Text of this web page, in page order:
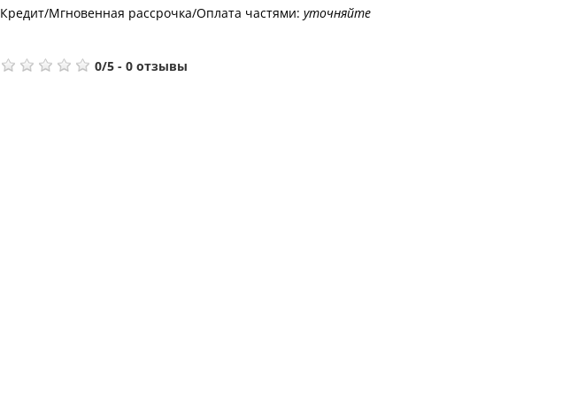
Кредит/Мгновенная рассрочка/Оплата частями: уточняйте
0/5- 0 отзывы